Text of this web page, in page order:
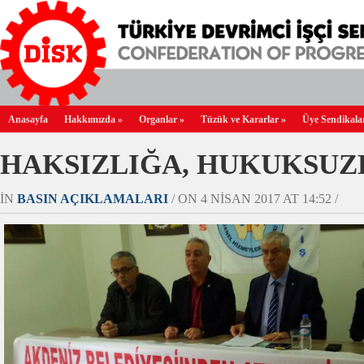
Anasayfa Hakkımızda » Organlar » Tüzük ve Kararlar » Üye
HAKSIZLIĞA,
IN BASIN AÇIKLAMALARI / ON 4 NISAN 2017 AT 14:52 /